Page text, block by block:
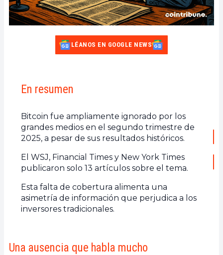
LÉANOS EN GOOGLE NEWS
En resumen
Bitcoin fue ampliamente ignorado por los
grandes medios en el segundo trimestre de
2025, a pesar de sus resultados históricos.
El WSJ, Financial Times y New York Times
publicaron solo 13 artículos sobre el tema.
Esta falta de cobertura alimenta una
asimetría de información que perjudica a los
inversores tradicionales.
Una ausencia que habla mucho